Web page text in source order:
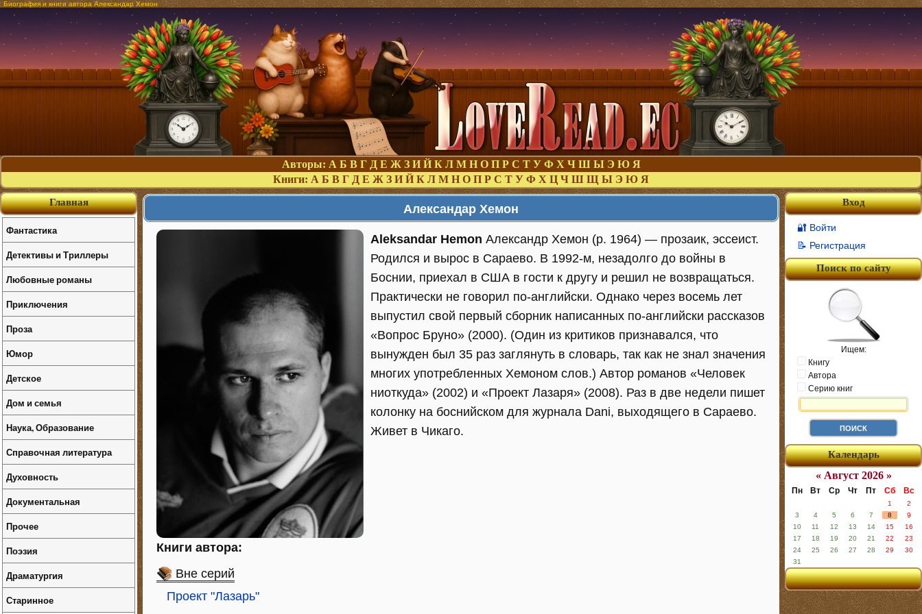
Биография и книги автора Александар Хемон
Авторы: А Б В Г Д Е Ж З И Й К Л М Н О П Р С Т У Ф Х Ч Ш Ы Э Ю Я
Книги: А Б В Г Д Е Ж З И Й К Л М Н О П Р С Т У Ф Х Ц Ч Ш Щ Ы Э Ю Я
Александар Хемон
Aleksandar Hemon Александр Хемон (р. 1964) — прозаик, эссеист.
Родился и вырос в Сараево. В 1992-м, незадолго до войны в
Боснии, приехал в США в гости к другу и решил не возвращаться.
Практически не говорил по-английски. Однако через восемь лет
выпустил свой первый сборник написанных по-английски рассказов
«Вопрос Бруно» (2000). (Один из критиков признавался, что
вынужден был 35 раз заглянуть в словарь, так как не знал значения
многих употребленных Хемоном слов.) Автор романов «Человек
ниоткуда» (2002) и «Проект Лазаря» (2008). Раз в две недели пишет
колонку на боснийском для журнала Dani, выходящего в Сараево.
Живет в Чикаго.
Книги автора:
Вне серий
Проект "Лазарь"
Вход
🔐 Войти
📝 Регистрация
Поиск по сайту
Ищем:
Книгу
Автора
Серию книг
Календарь
« Август 2026 »
Пн Вт Ср Чт Пт Сб Вс
1
2
3
4 5 6 7 8
9
10
11 12 13 14 15
16
17
18 19 20 21 22
23
24
25 26 27 28 29
30
31
Главная
Фантастика
Детективы и Триллеры
Любовные романы
Приключения
Проза
Юмор
Детское
Дом и семья
Наука, Образование
Справочная литература
Духовность
Документальная
Прочее
Поэзия
Драматургия
Старинное